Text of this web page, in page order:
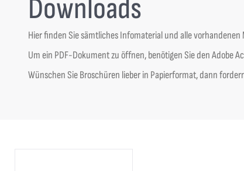
Downloads
Hier finden Sie sämtliches Infomaterial und alle vorhandenen
Um ein PDF-Dokument zu öffnen, benötigen Sie den Adobe
Wünschen Sie Broschüren lieber in Papierformat, dann